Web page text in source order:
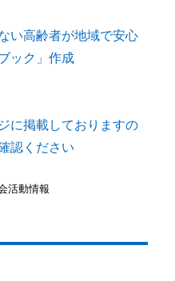
高齢者が地域で安心
ック」作成
に掲載しておりますの
認ください
活動情報